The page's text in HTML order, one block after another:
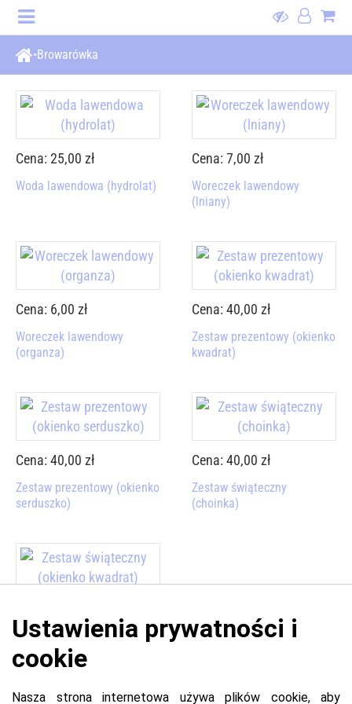
Browarówka
Cena: 25,00 zł
Woda lawendowa (hydrolat)
Cena: 7,00 zł
Woreczek lawendowy
(lniany)
Cena: 6,00 zł
Woreczek lawendowy
(organza)
Cena: 40,00 zł
Zestaw prezentowy (okienko
kwadrat)
Cena: 40,00 zł
Zestaw prezentowy (okienko
serduszko)
Cena: 40,00 zł
Zestaw świąteczny
(choinka)
Zestaw świąteczny (okienko
kwadrat)